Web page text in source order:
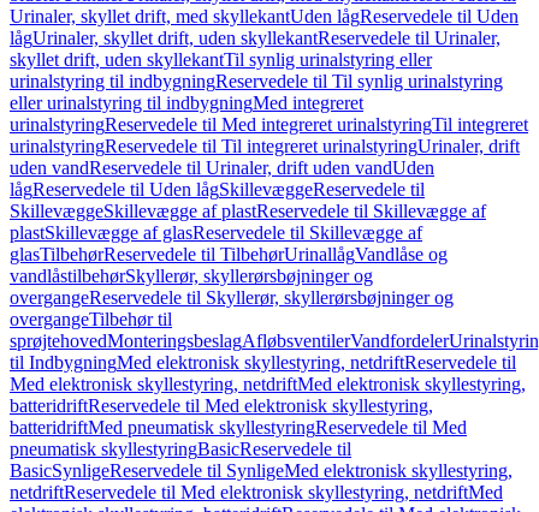
Urinaler, skyllet drift, med skyllekantUden lågReservedele til Uden
lågUrinaler, skyllet drift, uden skyllekantReservedele til Urinaler,
skyllet drift, uden skyllekantTil synlig urinalstyring eller
urinalstyring til indbygningReservedele til Til synlig urinalstyring
eller urinalstyring til indbygningMed integreret
urinalstyringReservedele til Med integreret urinalstyringTil integreret
urinalstyringReservedele til Til integreret urinalstyringUrinaler, drift
uden vandReservedele til Urinaler, drift uden vandUden
lågReservedele til Uden lågSkillevæggeReservedele til
SkillevæggeSkillevægge af plastReservedele til Skillevægge af
plastSkillevægge af glasReservedele til Skillevægge af
glasTilbehørReservedele til TilbehørUrinallågVandlåse og
vandlåstilbehørSkyllerør, skyllerørsbøjninger og
overgangeReservedele til Skyllerør, skyllerørsbøjninger og
overgangeTilbehør til
sprøjtehovedMonteringsbeslagAfløbsventilerVandfordeler
til IndbygningMed elektronisk skyllestyring, netdriftReservedele til
Med elektronisk skyllestyring, netdriftMed elektronisk skyllestyring,
batteridriftReservedele til Med elektronisk skyllestyring,
batteridriftMed pneumatisk skyllestyringReservedele til Med
pneumatisk skyllestyringBasicReservedele til
BasicSynligeReservedele til SynligeMed elektronisk skyllestyring,
netdriftReservedele til Med elektronisk skyllestyring, netdriftMed